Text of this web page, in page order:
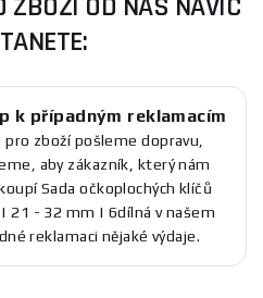
k případným reklamacím
zboží pošleme dopravu,
aby zákazník, který nám
Sada očkoplochých klíčů
21 - 32 mm | 6dílná v našem
reklamaci nějaké výdaje.